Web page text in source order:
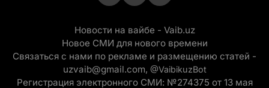
Новости на вайбе - Vaib.uz
Новое СМИ для нового времени
Связаться с нами по рекламе и размещению статей -
uzvaib@gmail.com, @VaibikuzBot
Регистрация электронного СМИ: №274375 от 13 мая